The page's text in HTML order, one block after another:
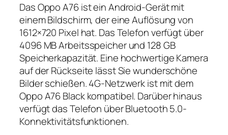
Das Oppo A76 ist ein Android-Gerät mit
einem Bildschirm, der eine Auflösung von
1612×720 Pixel hat. Das Telefon verfügt über
4096 MB Arbeitsspeicher und 128 GB
Speicherkapazität. Eine hochwertige Kamera
auf der Rückseite lässt Sie wunderschöne
Bilder schießen. 4G-Netzwerk ist mit dem
Oppo A76 Black kompatibel. Darüber hinaus
verfügt das Telefon über Bluetooth 5.0-
Konnektivitätsfunktionen.